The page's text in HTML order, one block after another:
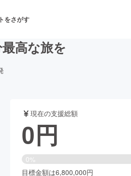
をさがす
フォーマンス
高な旅を
現在の支援総額
0円
0%
目標金額は6,800,000円